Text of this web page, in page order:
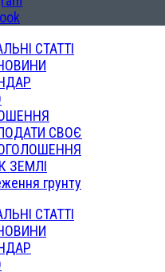
СТАТТІ
СВОЄ
ЗЕМЛІ
грунту
СТАТТІ